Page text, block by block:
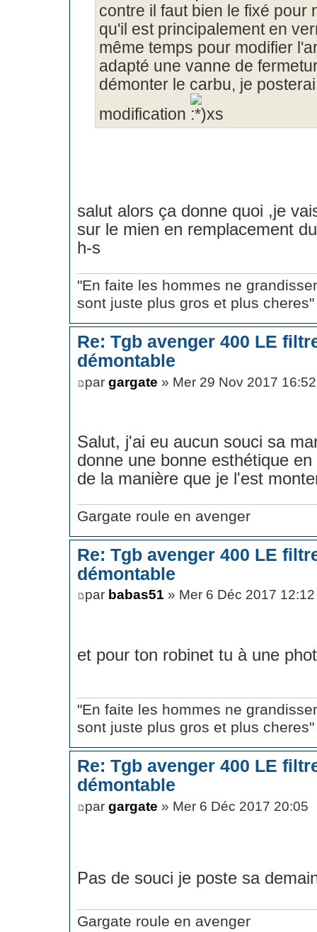
contre il faut bien le fixé pour
qu'il est principalement en
même temps pour modifier
adapté une vanne de
démonter le carbu, je
modification
salut alors ça donne quoi ,je
sur le mien en remplacement
h-s
"En faite les hommes ne
sont juste plus gros et plus cheres"
Re: Tgb avenger 400 LE
démontable
par gargate » Mer 29 Nov 2017 16:52
Salut, j'ai eu aucun souci sa
donne une bonne esthétique
de la manière que je l'est
Gargate roule en avenger
Re: Tgb avenger 400 LE
démontable
par babas51 » Mer 6 Déc 2017 12:12
et pour ton robinet tu à une
"En faite les hommes ne
sont juste plus gros et plus cheres"
Re: Tgb avenger 400 LE
démontable
par gargate » Mer 6 Déc 2017 20:05
Pas de souci je poste sa
Gargate roule en avenger